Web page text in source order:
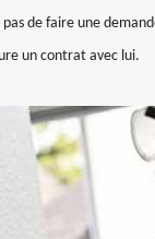
pas de faire une
un contrat avec lui.